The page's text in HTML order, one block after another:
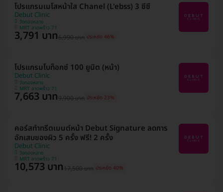
โปรแกรมเมโสหน้าใส Chanel (L'ebss) 3 ซีซี
Debut Clinic
วังทองหลาง
MRT ลาดพร้าว 71
3,791 บาท6,990 บาท ประหยัด 46%
โปรแกรมโบท็อกซ์ 100 ยูนิต (หน้า)
Debut Clinic
วังทองหลาง
MRT ลาดพร้าว 71
7,663 บาท9,900 บาท ประหยัด 23%
คอร์สทำทรีตเมนต์หน้า Debut Signature ลดการ
อักเสบของผิว 5 ครั้ง ฟรี! 2 ครั้ง
Debut Clinic
วังทองหลาง
MRT ลาดพร้าว 71
10,573 บาท17,500 บาท ประหยัด 40%